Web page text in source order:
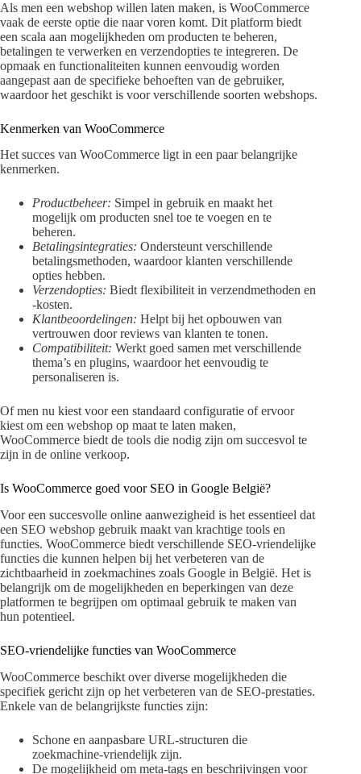
Als men een webshop willen laten maken, is WooCommerce
vaak de eerste optie die naar voren komt. Dit platform biedt
een scala aan mogelijkheden om producten te beheren,
betalingen te verwerken en verzendopties te integreren. De
opmaak en functionaliteiten kunnen eenvoudig worden
aangepast aan de specifieke behoeften van de gebruiker,
waardoor het geschikt is voor verschillende soorten webshops.
Kenmerken van WooCommerce
Het succes van WooCommerce ligt in een paar belangrijke
kenmerken.
Productbeheer: Simpel in gebruik en maakt het
mogelijk om producten snel toe te voegen en te
beheren.
Betalingsintegraties: Ondersteunt verschillende
betalingsmethoden, waardoor klanten verschillende
opties hebben.
Verzendopties: Biedt flexibiliteit in verzendmethoden en
-kosten.
Klantbeoordelingen: Helpt bij het opbouwen van
vertrouwen door reviews van klanten te tonen.
Compatibiliteit: Werkt goed samen met verschillende
thema’s en plugins, waardoor het eenvoudig te
personaliseren is.
Of men nu kiest voor een standaard configuratie of ervoor
kiest om een webshop op maat te laten maken,
WooCommerce biedt de tools die nodig zijn om succesvol te
zijn in de online verkoop.
Is WooCommerce goed voor SEO in Google België?
Voor een succesvolle online aanwezigheid is het essentieel dat
een SEO webshop gebruik maakt van krachtige tools en
functies. WooCommerce biedt verschillende SEO-vriendelijke
functies die kunnen helpen bij het verbeteren van de
zichtbaarheid in zoekmachines zoals Google in België. Het is
belangrijk om de mogelijkheden en beperkingen van deze
platformen te begrijpen om optimaal gebruik te maken van
hun potentieel.
SEO-vriendelijke functies van WooCommerce
WooCommerce beschikt over diverse mogelijkheden die
specifiek gericht zijn op het verbeteren van de SEO-prestaties.
Enkele van de belangrijkste functies zijn:
Schone en aanpasbare URL-structuren die
zoekmachine-vriendelijk zijn.
De mogelijkheid om meta-tags en beschrijvingen voor